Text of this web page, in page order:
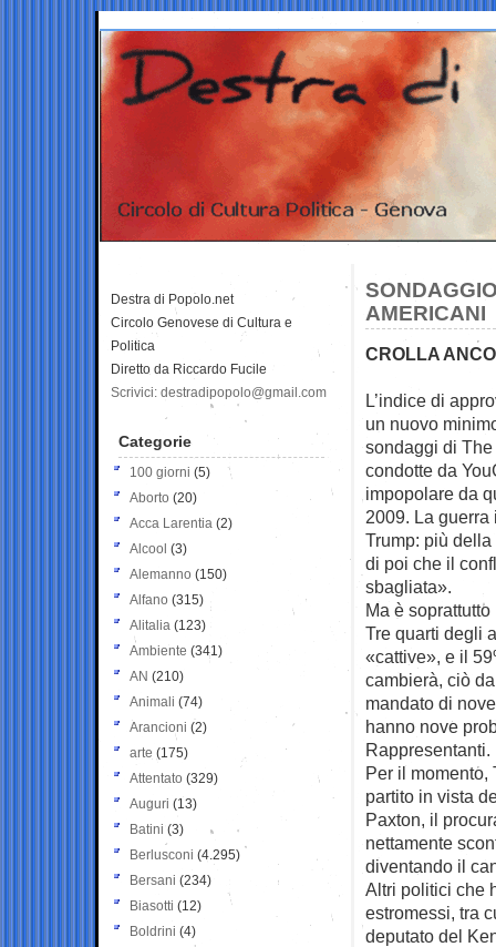
AMERICANI
CROLLA
L’indice di
un nuovo
sondaggi di
condotte da
impopolare da
2009. La
Trump: più
di poi che il
sbagliata».
Ma è
Tre quarti degli
«cattive», e il
cambierà, ciò
mandato di
hanno nove
Per il momento,
partito in vista
Paxton, il
nettamente
diventando il
Altri politici che
estromessi, tra
deputato del
Destra di Popolo.net
Circolo Genovese di Cultura e
Politica
Diretto da Riccardo Fucile
Scrivici: destradipopolo@gmail.com
Categorie
100 giorni (5)
Aborto (20)
Acca Larentia (2)
Alcool (3)
Alemanno (150)
Alfano (315)
Alitalia (123)
Ambiente (341)
AN (210)
Animali (74)
Arancioni (2)
arte (175)
Attentato (329)
Auguri (13)
Batini (3)
Berlusconi (4.295)
Bersani (234)
Biasotti (12)
Boldrini (4)